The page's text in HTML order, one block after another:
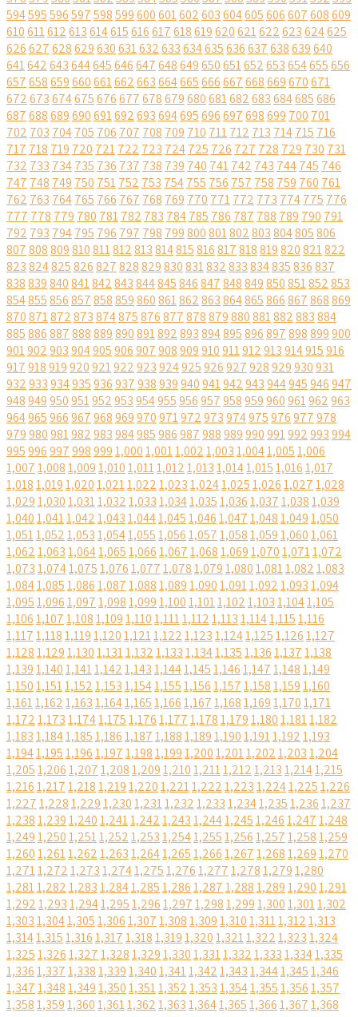
594595596597598599600601602603604605606607608609
610611612613614615616617618619620621622623624625
626627628629630631632633634635636637638639640
641642643644645646647648649650651652653654655656
657658659660661662663664665666667668669670671
672673674675676677678679680681682683684685686
687688689690691692693694695696697698699 700 701
702 703 704705 706 707 708 709 710 711712 713 714715 716
717 718 719 720 721722 723 724725 726 727 728 729 730 731
732 733 734735 736 737 738 739 740 741742 743 744745 746
747 748 749 750 751752 753 754755 756 757 758 759 760 761
762 763 764765 766 767 768 769 770 771772 773 774775 776
777 778 779 780 781782 783 784785 786 787 788 789 790 791
792 793 794795 796 797 798 799800801802803804805806
807808809810811812813814815816817818819820821822
823824825826827828829830831832833834835836837
838839840841842843844845846847848849850851852853
854855856857858859860861862863864865866867868869
870871872873874875876877878879880881882883884
885886887888889890891892893894895896897898899900
901902903904905906907908909910911912913914915916
917918919920921922923924925926927928929930931
932933934935936937938939940941942943944945946947
948949950951952953954955956957958959960961962963
964965966967968969970971972973974975976977978
979980981982983984985986987988989990991992993994
9959969979989991,0001,0011,0021,0031,0041,0051,006
1,0071,0081,0091,0101,0111,0121,0131,0141,0151,0161,017
1,0181,0191,0201,0211,0221,0231,0241,0251,0261,0271,028
1,0291,0301,0311,0321,0331,0341,0351,0361,0371,0381,039
1,0401,0411,0421,0431,0441,0451,0461,0471,0481,0491,050
1,0511,0521,0531,0541,0551,0561,0571,0581,0591,0601,061
1,0621,0631,0641,0651,0661,0671,0681,0691,0701,0711,072
1,0731,0741,0751,0761,0771,0781,0791,0801,0811,0821,083
1,0841,0851,0861,0871,0881,0891,0901,0911,0921,0931,094
1,0951,0961,0971,0981,0991,1001,1011,1021,1031,1041,105
1,1061,1071,1081,1091,1101,1111,1121,1131,1141,1151,116
1,1171,1181,1191,1201,1211,1221,1231,1241,1251,1261,127
1,1281,1291,1301,1311,1321,1331,1341,1351,1361,1371,138
1,1391,1401,1411,1421,1431,1441,1451,1461,1471,1481,149
1,1501,1511,1521,1531,1541,1551,1561,1571,1581,1591,160
1,1611,1621,1631,1641,1651,1661,1671,1681,1691,1701,171
1,1721,1731,1741,1751,1761,1771,1781,1791,1801,1811,182
1,1831,1841,1851,1861,1871,1881,1891,1901,1911,1921,193
1,1941,1951,1961,1971,1981,1991,2001,2011,2021,2031,204
1,2051,2061,2071,2081,2091,2101,2111,2121,2131,2141,215
1,2161,2171,2181,2191,2201,2211,2221,2231,2241,2251,226
1,2271,2281,2291,2301,2311,2321,2331,2341,2351,2361,237
1,2381,2391,2401,2411,2421,2431,2441,2451,2461,2471,248
1,2491,2501,2511,2521,2531,2541,2551,2561,2571,2581,259
1,2601,2611,2621,2631,2641,2651,2661,2671,2681,2691,270
1,2711,2721,2731,2741,2751,2761,2771,2781,2791,280
1,2811,2821,2831,2841,2851,2861,2871,2881,2891,2901,291
1,2921,2931,2941,2951,2961,2971,2981,2991,3001,3011,302
1,3031,3041,3051,3061,3071,3081,3091,3101,3111,3121,313
1,3141,3151,3161,3171,3181,3191,3201,3211,3221,3231,324
1,3251,3261,3271,3281,3291,3301,3311,3321,3331,3341,335
1,3361,3371,3381,3391,3401,3411,3421,3431,3441,3451,346
1,3471,3481,3491,3501,3511,3521,3531,3541,3551,3561,357
1,3581,3591,3601,3611,3621,3631,3641,3651,3661,3671,368